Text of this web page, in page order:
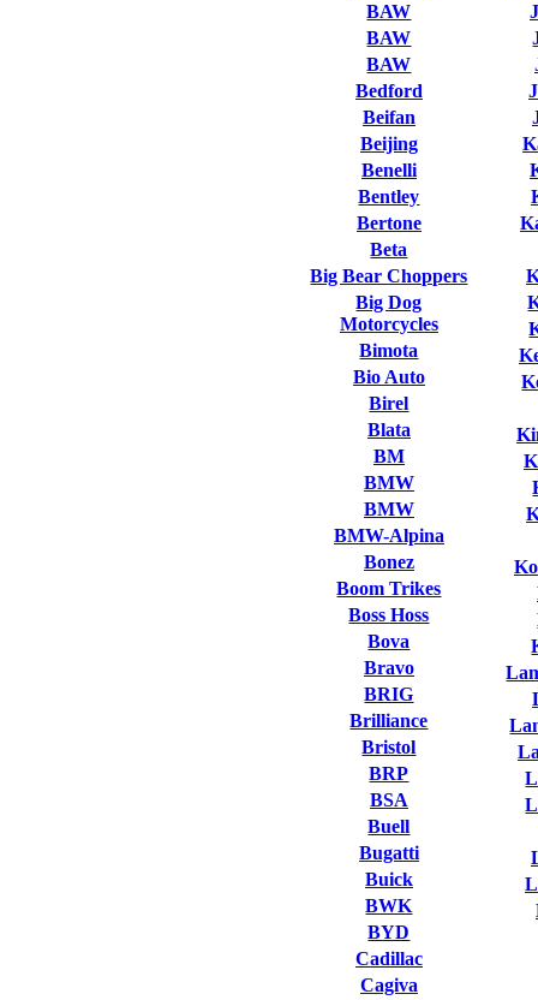
BAW
BAW
BAW
Bedford
Beifan
Beijing
Benelli
Bentley
Bertone
Beta
Big Bear Choppers
Big Dog
Motorcycles
Bimota
Bio Auto
Birel
Blata
BM
BMW
BMW
BMW-Alpina
Bonez
Boom Trikes
Boss Hoss
Bova
Bravo
BRIG
Brilliance
Bristol
BRP
BSA
Buell
Bugatti
Buick
BWK
BYD
Cadillac
Cagiva